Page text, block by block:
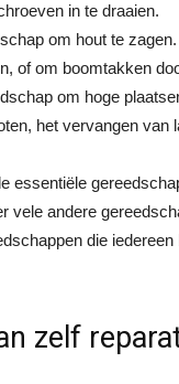
in te draaien.
om hout te
of om boomtakken
om hoge
het vervangen van
essentiële
vele andere
die
zelf